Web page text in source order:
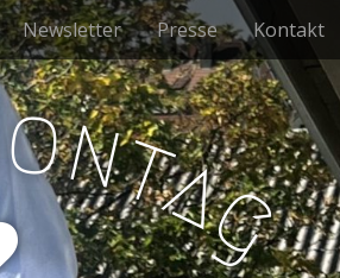
Newsletter Presse Kontakt
ontag